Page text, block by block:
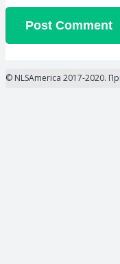
Post Comment
© NLSAmerica 2017-2020.